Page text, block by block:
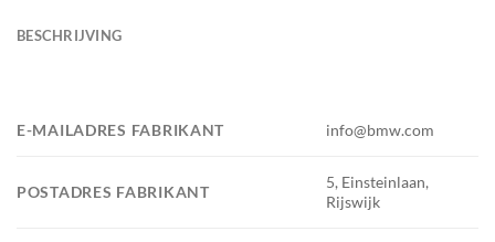
BESCHRIJVING
E-MAILADRES FABRIKANT info@bmw.com
POSTADRES FABRIKANT
5, Einsteinlaan,
Rijswijk